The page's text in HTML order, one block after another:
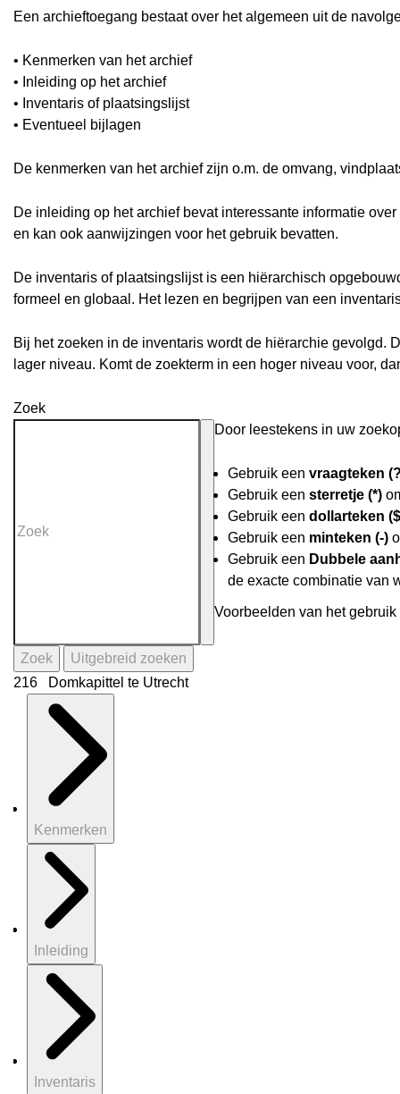
Een archieftoegang bestaat over het algemeen uit de
• Kenmerken van het archief
• Inleiding op het archief
• Inventaris of plaatsingslijst
• Eventueel bijlagen
De kenmerken van het archief zijn o.m. de omvang,
De inleiding op het archief bevat interessante informatie
en kan ook aanwijzingen voor het gebruik bevatten.
De inventaris of plaatsingslijst is een hiërarchisch
formeel en globaal. Het lezen en begrijpen van een
Bij het zoeken in de inventaris wordt de hiërarchie gevolgd.
lager niveau. Komt de zoekterm in een hoger niveau voor,
Zoek
Door leestekens in uw
Gebruik een vraagteken
Gebruik een sterretje (*)
Gebruik een dollarteken
Gebruik een minteken (-)
Gebruik een Dubbele
de exacte combinatie van
Voorbeelden van het
Zoek
Uitgebreid zoeken
216 Domkapittel te Utrecht
Kenmerken
Inleiding
Inventaris